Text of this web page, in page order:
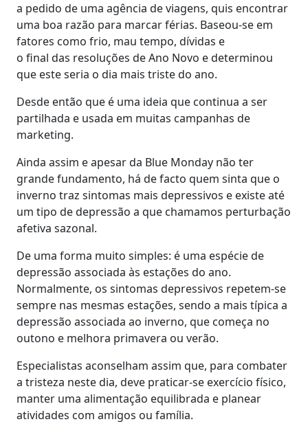
a pedido de uma agência de viagens, quis encontrar
uma boa razão para marcar férias. Baseou-se em
fatores como frio, mau tempo, dívidas e
o final das resoluções de Ano Novo e determinou
que este seria o dia mais triste do ano.
Desde então que é uma ideia que continua a ser
partilhada e usada em muitas campanhas de
marketing.
Ainda assim e apesar da Blue Monday não ter
grande fundamento, há de facto quem sinta que o
inverno traz sintomas mais depressivos e existe até
um tipo de depressão a que chamamos perturbação
afetiva sazonal.
De uma forma muito simples: é uma espécie de
depressão associada às estações do ano.
Normalmente, os sintomas depressivos repetem-se
sempre nas mesmas estações, sendo a mais típica a
depressão associada ao inverno, que começa no
outono e melhora primavera ou verão.
Especialistas aconselham assim que, para combater
a tristeza neste dia, deve praticar-se exercício físico,
manter uma alimentação equilibrada e planear
atividades com amigos ou família.